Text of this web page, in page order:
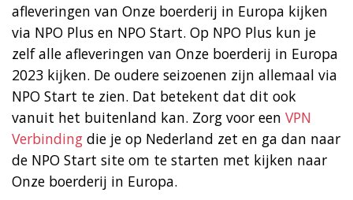
afleveringen van Onze boerderij in Europa kijken
via NPO Plus en NPO Start. Op NPO Plus kun je
zelf alle afleveringen van Onze boerderij in Europa
2023 kijken. De oudere seizoenen zijn allemaal via
NPO Start te zien. Dat betekent dat dit ook
vanuit het buitenland kan. Zorg voor een VPN
Verbinding die je op Nederland zet en ga dan naar
de NPO Start site om te starten met kijken naar
Onze boerderij in Europa.